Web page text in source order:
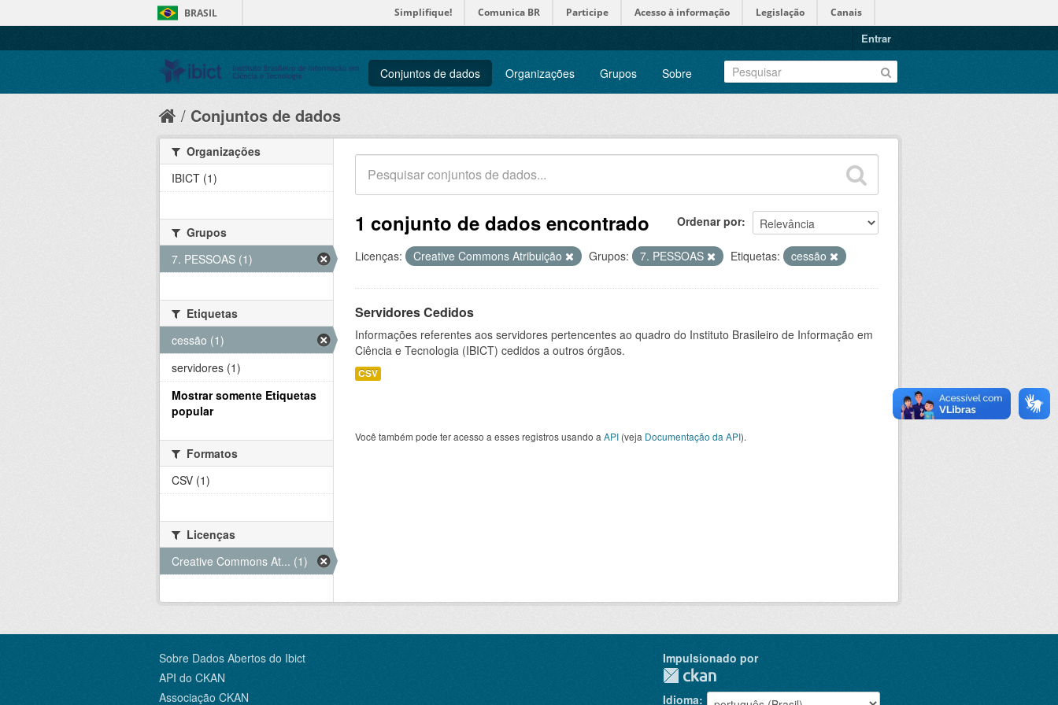
BRASIL Simplifique! Comunica BR Participe Acesso à informação Legislação Canais
Entrar
Conjuntos de dados Organizações Grupos Sobre
Conjuntos de dados
Ordenar por
1 conjunto de dados encontrado
Licenças: Creative Commons Atribuição Grupos: 7. PESSOAS Etiquetas: cessão
Servidores Cedidos
Informações referentes aos servidores pertencentes ao quadro do Instituto Brasileiro de Informação em
Ciência e Tecnologia (IBICT) cedidos a outros órgãos.
CSV
Você também pode ter acesso a esses registros usando a API (veja Documentação da API).
Organizações
IBICT (1)
Grupos
7. PESSOAS (1)
Etiquetas
cessão (1)
servidores (1)
Mostrar somente Etiquetas
popular
Formatos
CSV (1)
Licenças
Creative Commons At... (1)
Sobre Dados Abertos do Ibict
API do CKAN
Associação CKAN
Impulsionado por
Idioma